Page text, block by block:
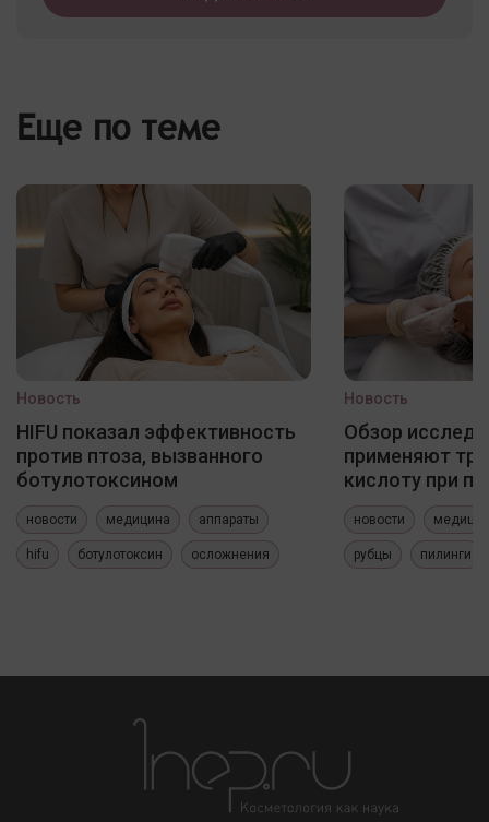
Еще по теме
Новость
HIFU показал эффективность
против птоза, вызванного
ботулотоксином
новости медицина аппараты
hifu ботулотоксин осложнения
Новость
Обзор
применяют
кислоту при
новости
рубцы пилинги